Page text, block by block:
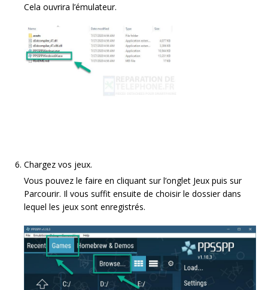
Cela ouvrira l’émulateur.
Chargez vos jeux.
Vous pouvez le faire en cliquant sur l’onglet Jeux puis sur
Parcourir. Il vous suffit ensuite de choisir le dossier dans
lequel les jeux sont enregistrés.